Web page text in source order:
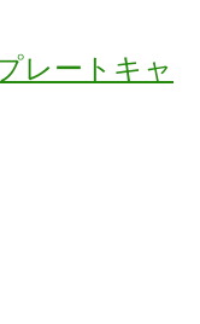
レートキャ